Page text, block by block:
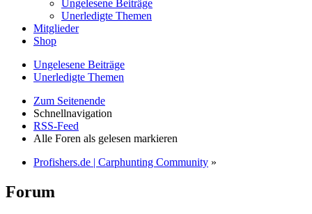
Ungelesene Beiträge
Unerledigte Themen
Mitglieder
Shop
Ungelesene Beiträge
Unerledigte Themen
Zum Seitenende
Schnellnavigation
RSS-Feed
Alle Foren als gelesen markieren
Profishers.de | Carphunting Community »
Forum